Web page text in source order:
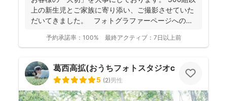
上の新生児とご家族に寄り添い、ご撮影させていた
だいてきました。 フォトグラファーページへの
予約承諾率： 100% 最終アクティブ： 7日以上前
葛西高拡(おうちフォトスタジオcocofilm)
5 (2)男性